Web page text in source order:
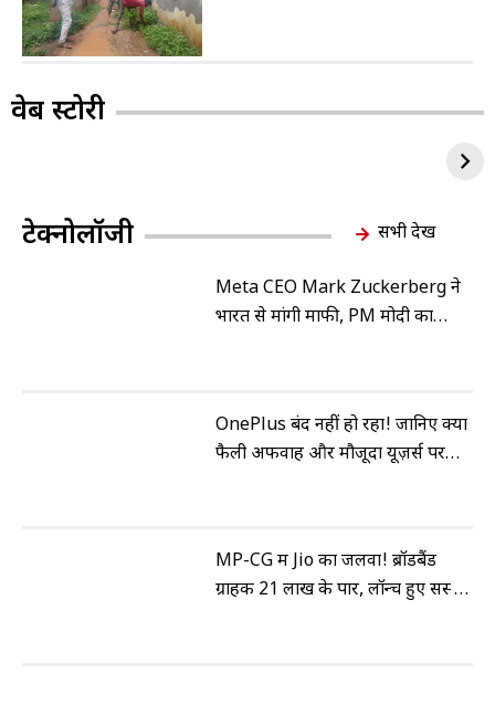
वेब स्टोरी
टेक्नोलॉजी सभी देखें
Meta CEO Mark Zuckerberg ने
भारत से मांगी माफी, PM मोदी का
OnePlus बंद नहीं हो रहा! जानिए क्यों
फैली अफवाहें और मौजूदा यूज़र्स पर
MP-CG में Jio का जलवा! ब्रॉडबैंड
ग्राहक 21 लाख के पार, लॉन्च हुए सस्ते